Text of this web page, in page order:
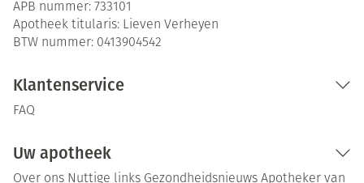
APB nummer: 733101
Apotheek titularis: Lieven Verheyen
BTW nummer: 0413904542
Klantenservice
FAQ
Uw apotheek
Over ons Nuttige links Gezondheidsnieuws Apotheker van